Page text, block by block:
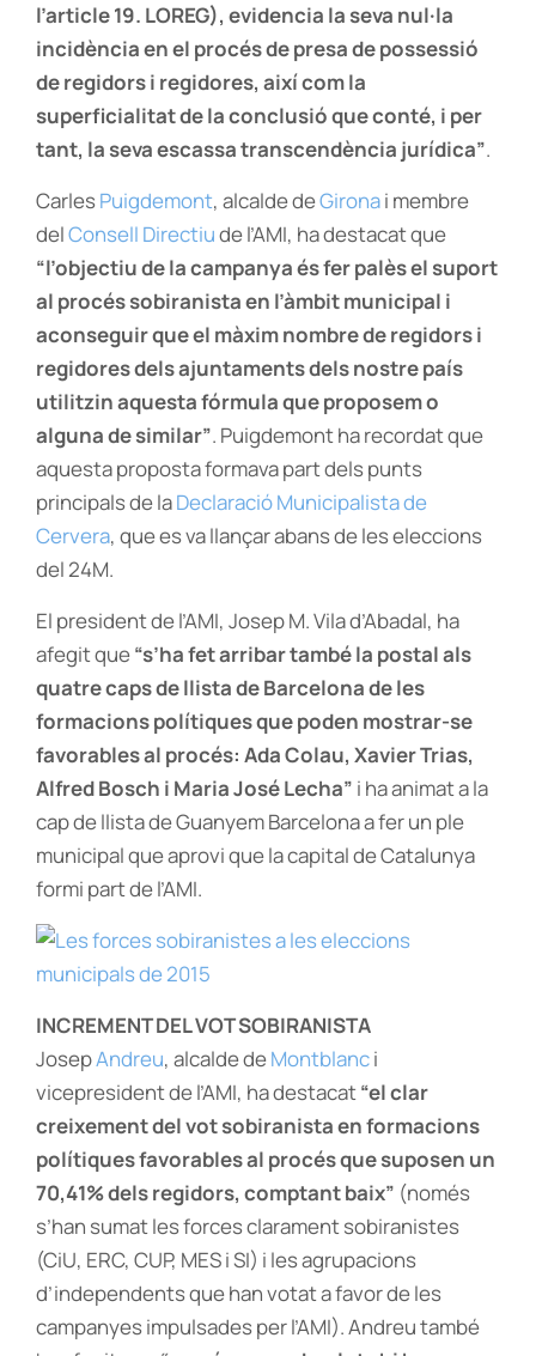
l’article 19. LOREG), evidencia la seva nul·la
incidència en el procés de presa de possessió
de regidors i regidores, així com la
superficialitat de la conclusió que conté, i per
tant, la seva escassa transcendència jurídica”.
CarlesPuigdemont, alcalde deGironai membre
delConsell Directiude l’AMI, ha destacat que
“l’objectiu de la campanya és fer palès el suport
al procés sobiranista en l’àmbit municipal i
aconseguir que el màxim nombre de regidors i
regidores dels ajuntaments dels nostre país
utilitzin aquesta fórmula que proposem o
alguna de similar”. Puigdemont ha recordat que
aquesta proposta formava part dels punts
principals de laDeclaració Municipalista de
Cervera, que es va llançar abans de les eleccions
del 24M.
El president de l’AMI, Josep M. Vila d’Abadal, ha
afegit que“s’ha fet arribar també la postal als
quatre caps de llista de Barcelona de les
formacions polítiques que poden mostrar-se
favorables al procés: Ada Colau, Xavier Trias,
Alfred Bosch i Maria José Lecha” i ha animat a la
cap de llista de Guanyem Barcelona a fer un ple
municipal que aprovi que la capital de Catalunya
formi part de l’AMI.
INCREMENT DEL VOT SOBIRANISTA
JosepAndreu, alcalde deMontblanci
vicepresident de l’AMI, ha destacat“el clar
creixement del vot sobiranista en formacions
polítiques favorables al procés que suposen un
70,41% dels regidors, comptant baix” (només
s’han sumat les forces clarament sobiranistes
(CiU, ERC, CUP, MES i SI) i les agrupacions
d’independents que han votat a favor de les
campanyes impulsades per l’AMI). Andreu també